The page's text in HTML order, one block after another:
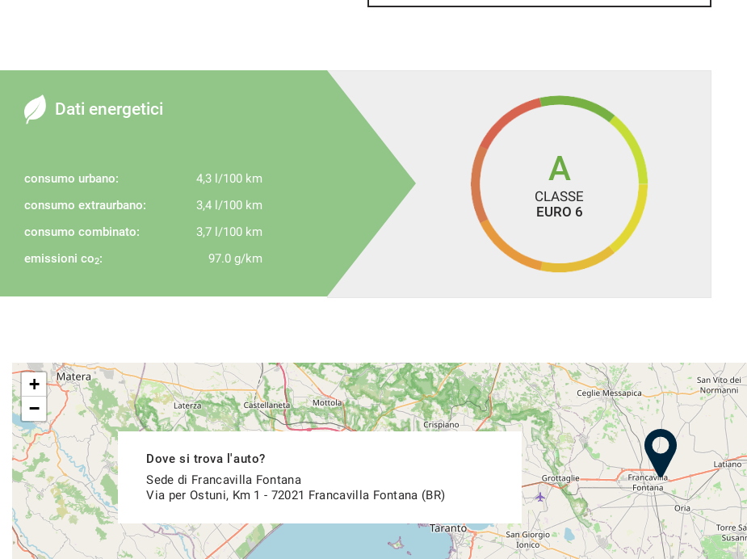
Dati energetici
consumo urbano:
4,3 l/100 km
consumo extraurbano:
3,4 l/100 km
consumo combinato:
3,7 l/100 km
emissioni co2: 97.0 g/km
A
CLASSE
EURO 6
Dove si trova l'auto?
Sede di Francavilla Fontana
Via per Ostuni, Km 1 - 72021 Francavilla Fontana (BR)
+
−